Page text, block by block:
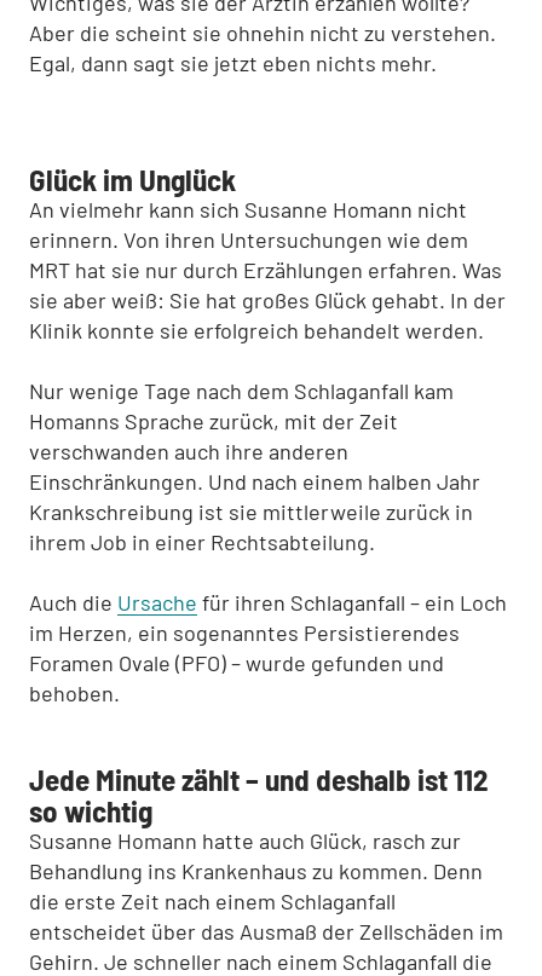
Aber die scheint sie ohnehin nicht zu verstehen.
Egal, dann sagt sie jetzt eben nichts mehr.
Glück im Unglück
An vielmehr kann sich Susanne Homann nicht
erinnern. Von ihren Untersuchungen wie dem
MRT hat sie nur durch Erzählungen erfahren. Was
sie aber weiß: Sie hat großes Glück gehabt. In der
Klinik konnte sie erfolgreich behandelt werden.
Nur wenige Tage nach dem Schlaganfall kam
Homanns Sprache zurück, mit der Zeit
verschwanden auch ihre anderen
Einschränkungen. Und nach einem halben Jahr
Krankschreibung ist sie mittlerweile zurück in
ihrem Job in einer Rechtsabteilung.
Auch die Ursache für ihren Schlaganfall – ein Loch
im Herzen, ein sogenanntes Persistierendes
Foramen Ovale (PFO) – wurde gefunden und
behoben.
Jede Minute zählt – und deshalb ist 112
so wichtig
Susanne Homann hatte auch Glück, rasch zur
Behandlung ins Krankenhaus zu kommen. Denn
die erste Zeit nach einem Schlaganfall
entscheidet über das Ausmaß der Zellschäden im
Gehirn. Je schneller nach einem Schlaganfall die